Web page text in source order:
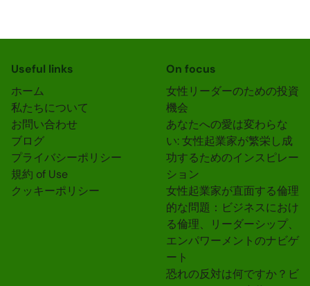
Useful links
ホーム
私たちについて
お問い合わせ
ブログ
プライバシーポリシー
規約 of Use
クッキーポリシー
On focus
女性リーダーのための投資
機会
あなたへの愛は変わらな
い: 女性起業家が繁栄し成
功するためのインスピレー
ション
女性起業家が直面する倫理
的な問題：ビジネスにおけ
る倫理、リーダーシップ、
エンパワーメントのナビゲ
ート
恐れの反対は何ですか？ビ